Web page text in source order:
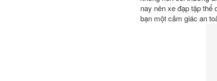
nay nên xe đạp tập
bạn một cảm giác an